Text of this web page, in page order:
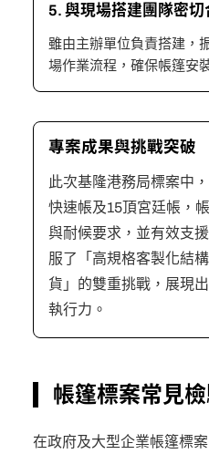
5. 與現場搭建團隊密切
雖由主辦單位負責搭建，
場作業流程，確保帳篷安
專案成果與挑戰突破
此次基隆港務局標案中
快速帳及15頂宮廷帳，
與耐候要求，並有效支
服了「高規格客製化結
貨」的雙重挑戰，展現
執行力。
帳篷標案常見
在政府及大型企業帳篷標